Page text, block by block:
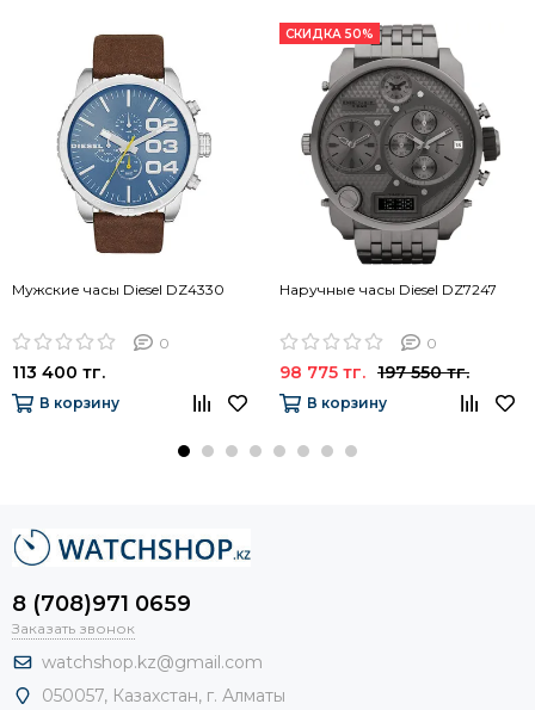
Мужские часы Diesel DZ4330
0
113 400 тг.
В корзину
СКИДКА 50%
Наручные часы Diesel DZ7247
0
98 775 тг. 197 550 тг.
В корзину
8 (708)971 0659
Заказать звонок
watchshop.kz@gmail.com
050057, Казахстан, г. Алматы